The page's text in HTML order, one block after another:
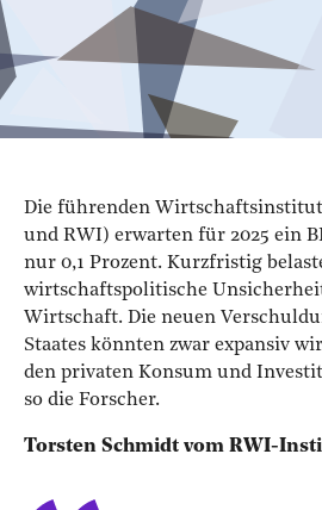
Die führenden
und RWI) erwarten für 2025 ein
nur 0,1 Prozent. Kurzfristig
wirtschaftspolitische
Wirtschaft. Die neuen
Staates könnten zwar expansiv
den privaten Konsum und
so die Forscher.
Torsten Schmidt vom RWI-